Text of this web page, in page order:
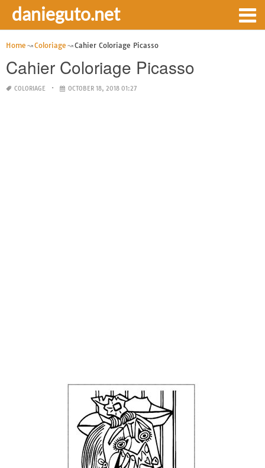
danieguto.net
Home Coloriage Cahier Coloriage Picasso
Cahier Coloriage Picasso
COLORIAGE OCTOBER 18, 2018 01:27